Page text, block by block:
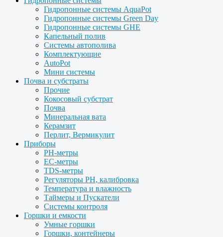
Гидропонные системы AquaPot
Гидропонные системы Green Day
Гидропонные системы GHE
Капельный полив
Системы автополива
Комплектующие
AutoPot
Мини системы
Почва и субстраты
Прочие
Кокосовый субстрат
Почва
Минеральная вата
Керамзит
Перлит, Вермикулит
Приборы
PH-метры
EC-метры
TDS-метры
Регуляторы PH, калибровка
Температура и влажность
Таймеры и Пускатели
Системы контроля
Горшки и емкости
Умные горшки
Горшки, контейнеры